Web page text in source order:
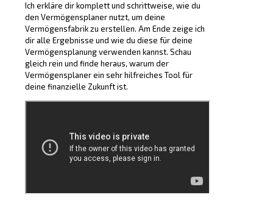
Ich erkläre dir komplett und schrittweise, wie du
den Vermögensplaner nutzt, um deine
Vermögensfabrik zu erstellen. Am Ende zeige ich
dir alle Ergebnisse und wie du diese für deine
Vermögensplanung verwenden kannst. Schau
gleich rein und finde heraus, warum der
Vermögensplaner ein sehr hilfreiches Tool für
deine finanzielle Zukunft ist.